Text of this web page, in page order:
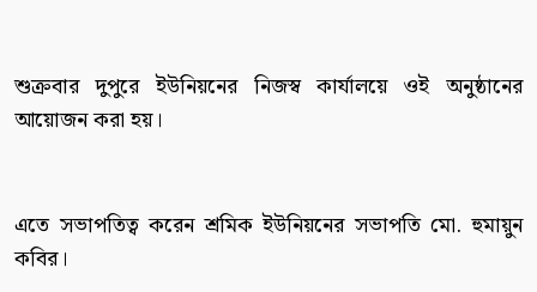
শুক্রবার দুপুরে ইউনিয়নের নিজস্ব কার্যালয়ে ওই অনুষ্ঠানের
আয়োজন করা হয়।
এতে সভাপতিত্ব করেন শ্রমিক ইউনিয়নের সভাপতি মো. হুমায়ুন
কবির।